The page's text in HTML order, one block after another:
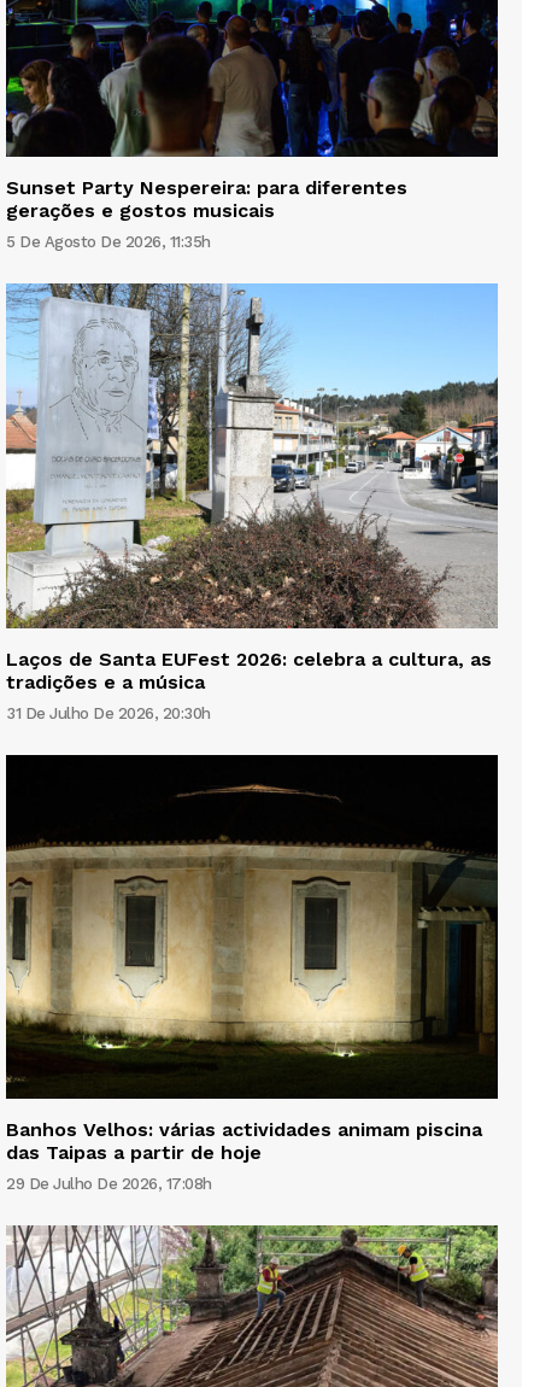
Sunset Party Nespereira: para diferentes
gerações e gostos musicais
5 De Agosto De 2026, 11:35h
Laços de Santa EUFest 2026: celebra a cultura, as
tradições e a música
31 De Julho De 2026, 20:30h
Banhos Velhos: várias actividades animam piscina
das Taipas a partir de hoje
29 De Julho De 2026, 17:08h